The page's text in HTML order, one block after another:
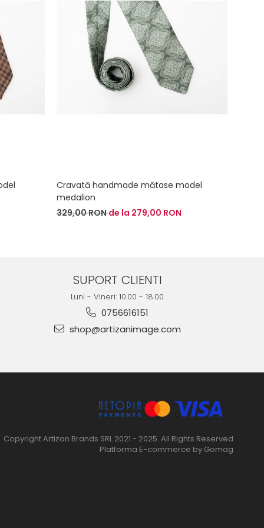
Cravată handmade mătase model
medalion
329,00 RONde la 279,00 RON
SUPORT CLIENTI
Luni - Vineri: 10.00 - 18.00
0756616151
shop@artizanimage.com
Copyright Artizan Brands SRL 2021 - 2025. All Rights Reserved
Platforma E-commerce by Gomag